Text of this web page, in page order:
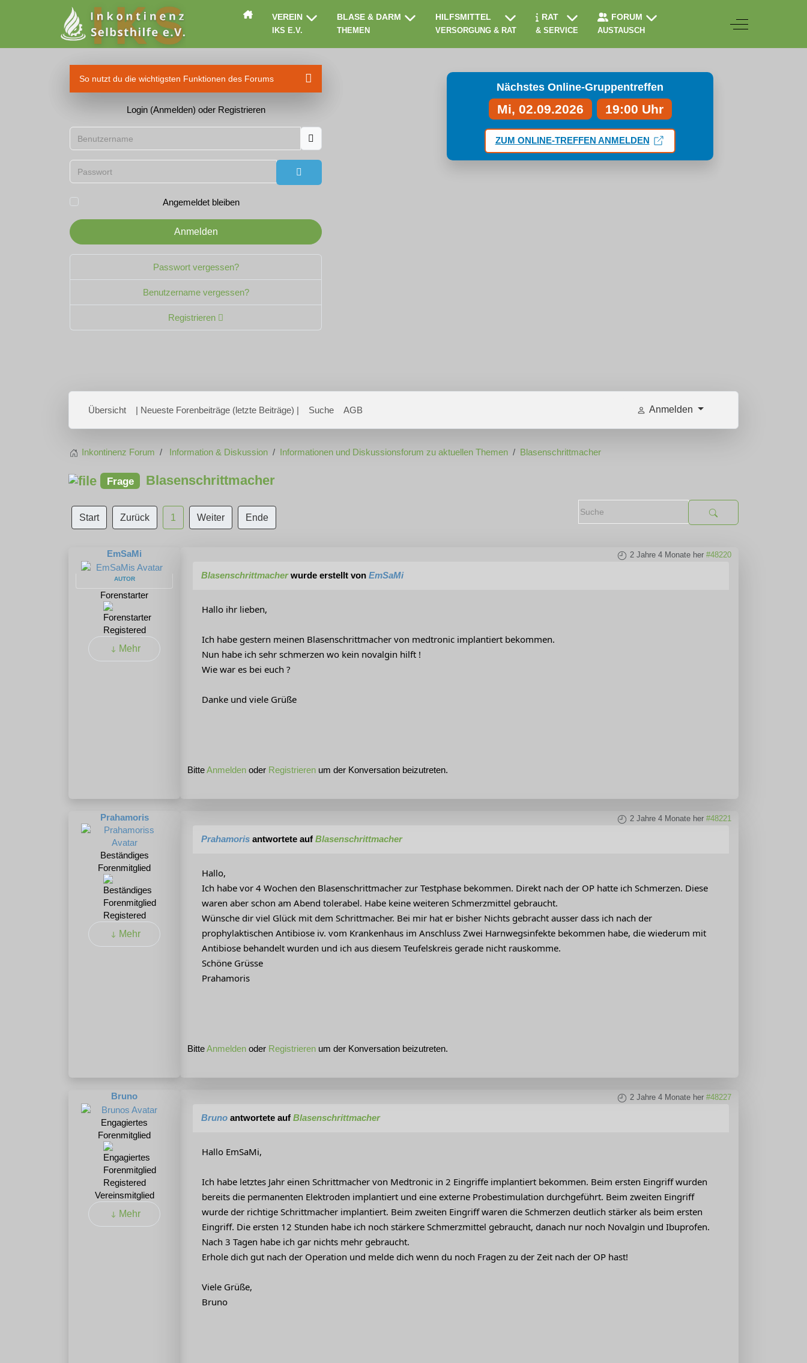
VEREIN
IKS E.V.
BLASE & DARM
THEMEN
HILFSMITTEL
VERSORGUNG & RAT
RAT
& SERVICE
FORUM
AUSTAUSCH
Off-Canvas
So nutzt du die wichtigsten Funktionen des Forums
Login (Anmelden) oder Registrieren
Benutzername
Passwort
Passwort anzeigen
Angemeldet bleiben
Anmelden
Passwort vergessen?
Benutzername vergessen?
Registrieren
Nächstes Online-Gruppentreffen
Mi, 02.09.2026 19:00 Uhr
ZUM ONLINE-TREFFEN ANMELDEN
Übersicht | Neueste Forenbeiträge (letzte Beiträge) | Suche AGB Anmelden
Inkontinenz Forum Information & Diskussion Informationen und Diskussionsforum zu aktuellen Themen Blasenschrittmacher
Frage Blasenschrittmacher
Start Zurück 1 Weiter Ende
EmSaMi
AUTOR
Forenstarter
Registered
Mehr
2 Jahre 4 Monate her #48220
Blasenschrittmacherwurde erstellt von EmSaMi
Hallo ihr lieben,
Ich habe gestern meinen Blasenschrittmacher von medtronic implantiert bekommen.
Nun habe ich sehr schmerzen wo kein novalgin hilft !
Wie war es bei euch ?
Danke und viele Grüße
BitteAnmelden oder Registrieren um der Konversation beizutreten.
Prahamoris
Beständiges
Forenmitglied
Registered
Mehr
2 Jahre 4 Monate her #48221
Prahamoris antwortete auf Blasenschrittmacher
Hallo,
Ich habe vor 4 Wochen den Blasenschrittmacher zur Testphase bekommen. Direkt nach der OP hatte ich Schmerzen. Diese
waren aber schon am Abend tolerabel. Habe keine weiteren Schmerzmittel gebraucht.
Wünsche dir viel Glück mit dem Schrittmacher. Bei mir hat er bisher Nichts gebracht ausser dass ich nach der
prophylaktischen Antibiose iv. vom Krankenhaus im Anschluss Zwei Harnwegsinfekte bekommen habe, die wiederum mit
Antibiose behandelt wurden und ich aus diesem Teufelskreis gerade nicht rauskomme.
Schöne Grüsse
Prahamoris
BitteAnmelden oder Registrieren um der Konversation beizutreten.
Bruno
Engagiertes
Forenmitglied
Registered
Vereinsmitglied
Mehr
2 Jahre 4 Monate her #48227
Bruno antwortete auf Blasenschrittmacher
Hallo EmSaMi,
Ich habe letztes Jahr einen Schrittmacher von Medtronic in 2 Eingriffe implantiert bekommen. Beim ersten Eingriff wurden
bereits die permanenten Elektroden implantiert und eine externe Probestimulation durchgeführt. Beim zweiten Eingriff
wurde der richtige Schrittmacher implantiert. Beim zweiten Eingriff waren die Schmerzen deutlich stärker als beim ersten
Eingriff. Die ersten 12 Stunden habe ich noch stärkere Schmerzmittel gebraucht, danach nur noch Novalgin und Ibuprofen.
Nach 3 Tagen habe ich gar nichts mehr gebraucht.
Erhole dich gut nach der Operation und melde dich wenn du noch Fragen zu der Zeit nach der OP hast!
Viele Grüße,
Bruno